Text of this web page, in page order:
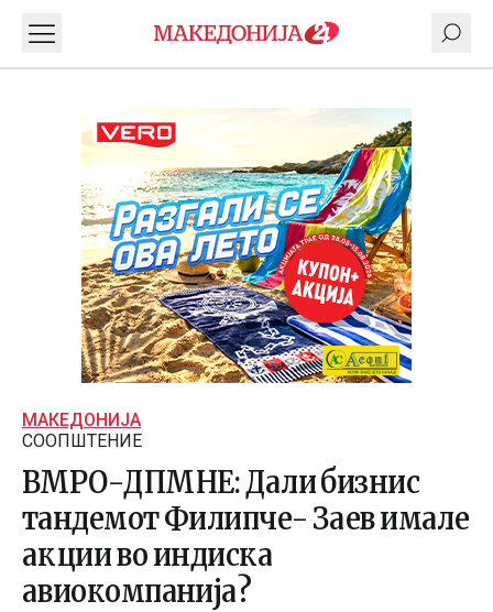
МАКЕДОНИЈА
СООПШТЕНИЕ
ВМРО-ДПМНЕ: Дали бизнис
тандемот Филипче- Заев имале
акции во индиска
авиокомпанија?